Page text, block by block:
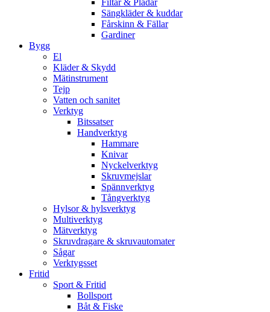
Filtar & Plädar
Sängkläder & kuddar
Fårskinn & Fällar
Gardiner
Bygg
El
Kläder & Skydd
Mätinstrument
Tejp
Vatten och sanitet
Verktyg
Bitssatser
Handverktyg
Hammare
Knivar
Nyckelverktyg
Skruvmejslar
Spännverktyg
Tångverktyg
Hylsor & hylsverktyg
Multiverktyg
Mätverktyg
Skruvdragare & skruvautomater
Sågar
Verktygsset
Fritid
Sport & Fritid
Bollsport
Båt & Fiske